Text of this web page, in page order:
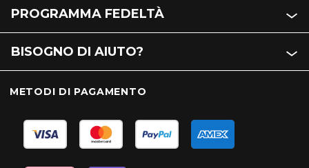
PROGRAMMA FEDELTÀ
BISOGNO DI AIUTO?
METODI DI PAGAMENTO